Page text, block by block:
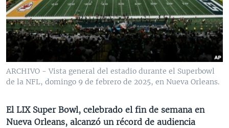
VENEZUELA
BRASIL
NICARAGUA
ECONOMÍA
ENTRETENIMIENTO Y CULTURA
TECNOLOGÍA
DEPORTES
CIENCIA Y SALUD
MULTIMEDIA
VIDEOS
FOTOGRAFÍA
AUDIOS
PROGRAMAS TV
EL MUNDO AL DÍA
FORO INTERAMERICANO
VISIÓN 360
PANORAMA
RADIO
AVANCE INFORMATIVO
AUDIONOTICIAS
ESTADOS UNIDOS AL DÍA
DIRECT
DOCUMENTALES DE LA VOA
Learning English
ARCHIVO - Vista general del estadio durante el Superbowl
de la NFL, domingo 9 de febrero de 2025, en Nueva Orleans.
El LIX Super Bowl, celebrado el fin de semana en
Nueva Orleans, alcanzó un récord de audiencia